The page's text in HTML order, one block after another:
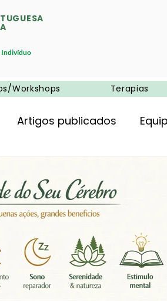
Indivíduo
Workshops Terapias
Artigos publicados
natural Ambiente
Sem categoria